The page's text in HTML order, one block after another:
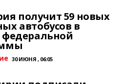
получит 59 новых
автобусов в
30 ИЮНЯ , 06:05